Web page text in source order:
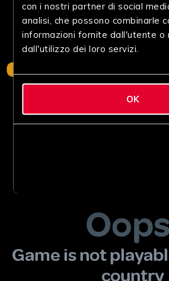
con i nostri partner di social
analisi, che possono combinarle
informazioni fornite dall'utente o
dall'utilizzo dei loro servizi.
OK